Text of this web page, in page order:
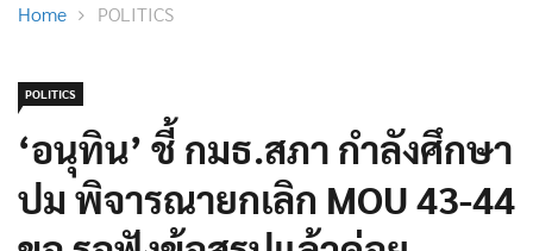
Home POLITICS
POLITICS
‘อนุทิน’ ชี้ กมธ.สภา กำลังศึกษา
ปม พิจารณายกเลิก MOU 43-44